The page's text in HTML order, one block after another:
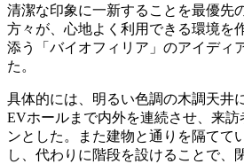
清潔な印象に一新することを最優先
方々が、心地よく利用できる環境を
添う「バイオフィリア」のアイディ
た。
具体的には、明るい色調の木調天井
EVホールまで内外を連続させ、来訪
ンとした。また建物と通りを隔てて
し、代わりに階段を設けることで、